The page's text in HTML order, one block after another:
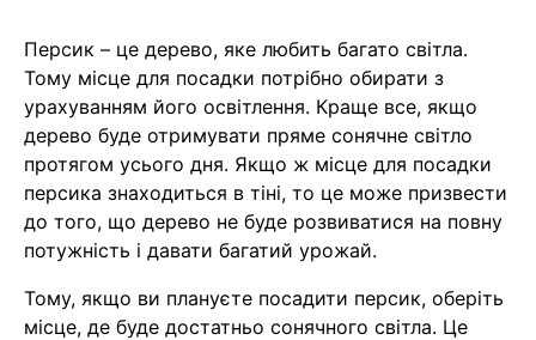
Персик – це дерево, яке любить багато світла.
Тому місце для посадки потрібно обирати з
урахуванням його освітлення. Краще все, якщо
дерево буде отримувати пряме сонячне світло
протягом усього дня. Якщо ж місце для посадки
персика знаходиться в тіні, то це може призвести
до того, що дерево не буде розвиватися на повну
потужність і давати багатий урожай.
Тому, якщо ви плануєте посадити персик, оберіть
місце, де буде достатньо сонячного світла. Це